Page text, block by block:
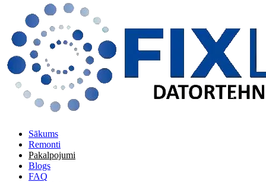
Sākums
Remonti
Pakalpojumi
Blogs
FAQ